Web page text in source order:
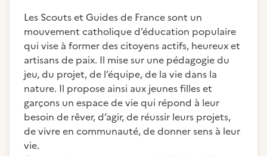
Les Scouts et Guides de France sont un
mouvement catholique d’éducation populaire
qui vise à former des citoyens actifs, heureux et
artisans de paix. Il mise sur une pédagogie du
jeu, du projet, de l’équipe, de la vie dans la
nature. Il propose ainsi aux jeunes filles et
garçons un espace de vie qui répond à leur
besoin de rêver, d’agir, de réussir leurs projets,
de vivre en communauté, de donner sens à leur
vie.